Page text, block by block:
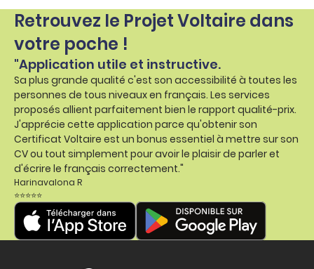
Retrouvez le Projet Voltaire dans
votre poche !
"Application utile et instructive.
Sa plus grande qualité c'est son accessibilité à toutes les
personnes de tous niveaux en français. Les services
proposés allient parfaitement bien le rapport qualité-prix.
J'apprécie cette application parce qu'obtenir son
Certificat Voltaire est un bonus essentiel à mettre sur son
CV ou tout simplement pour avoir le plaisir de parler et
d'écrire le français correctement."
Harinavalona R
⭐⭐⭐⭐⭐